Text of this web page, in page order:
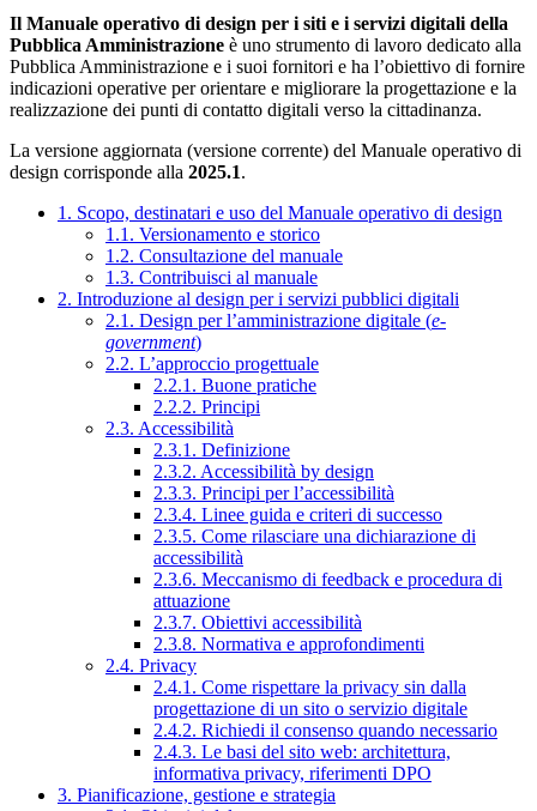
Il Manuale operativo di design per i siti e i servizi digitali della
Pubblica Amministrazione è uno strumento di lavoro dedicato alla
Pubblica Amministrazione e i suoi fornitori e ha l’obiettivo di fornire
indicazioni operative per orientare e migliorare la progettazione e la
realizzazione dei punti di contatto digitali verso la cittadinanza.
La versione aggiornata (versione corrente) del Manuale operativo di
design corrisponde alla 2025.1.
1. Scopo, destinatari e uso del Manuale operativo di design
1.1. Versionamento e storico
1.2. Consultazione del manuale
1.3. Contribuisci al manuale
2. Introduzione al design per i servizi pubblici digitali
2.1. Design per l’amministrazione digitale (e-
government)
2.2. L’approccio progettuale
2.2.1. Buone pratiche
2.2.2. Principi
2.3. Accessibilità
2.3.1. Definizione
2.3.2. Accessibilità by design
2.3.3. Principi per l’accessibilità
2.3.4. Linee guida e criteri di successo
2.3.5. Come rilasciare una dichiarazione di
accessibilità
2.3.6. Meccanismo di feedback e procedura di
attuazione
2.3.7. Obiettivi accessibilità
2.3.8. Normativa e approfondimenti
2.4. Privacy
2.4.1. Come rispettare la privacy sin dalla
progettazione di un sito o servizio digitale
2.4.2. Richiedi il consenso quando necessario
2.4.3. Le basi del sito web: architettura,
informativa privacy, riferimenti DPO
3. Pianificazione, gestione e strategia